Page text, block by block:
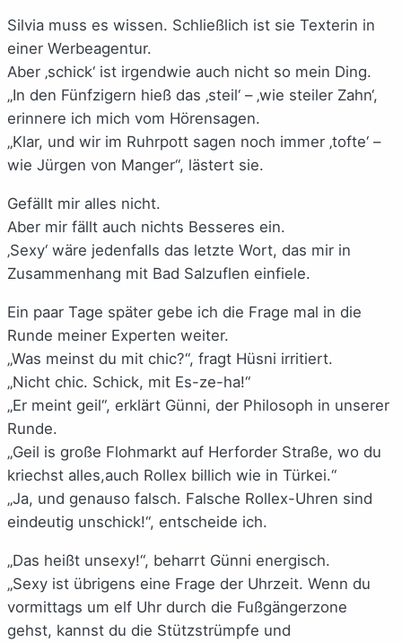
Silvia muss es wissen. Schließlich ist sie Texterin in
einer Werbeagentur.
Aber ‚schick‘ ist irgendwie auch nicht so mein Ding.
„In den Fünfzigern hieß das ‚steil‘ – ‚wie steiler Zahn‘,
erinnere ich mich vom Hörensagen.
„Klar, und wir im Ruhrpott sagen noch immer ‚tofte‘ –
wie Jürgen von Manger“, lästert sie.
Gefällt mir alles nicht.
Aber mir fällt auch nichts Besseres ein.
‚Sexy‘ wäre jedenfalls das letzte Wort, das mir in
Zusammenhang mit Bad Salzuflen einfiele.
Ein paar Tage später gebe ich die Frage mal in die
Runde meiner Experten weiter.
„Was meinst du mit chic?“, fragt Hüsni irritiert.
„Nicht chic. Schick, mit Es-ze-ha!“
„Er meint geil“, erklärt Günni, der Philosoph in unserer
Runde.
„Geil is große Flohmarkt auf Herforder Straße, wo du
kriechst alles,auch Rollex billich wie in Türkei.“
„Ja, und genauso falsch. Falsche Rollex-Uhren sind
eindeutig unschick!“, entscheide ich.
„Das heißt unsexy!“, beharrt Günni energisch.
„Sexy ist übrigens eine Frage der Uhrzeit. Wenn du
vormittags um elf Uhr durch die Fußgängerzone
gehst, kannst du die Stützstrümpfe und